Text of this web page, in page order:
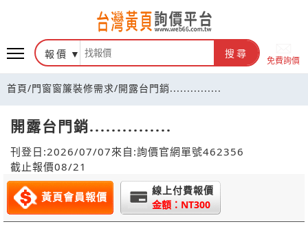
報價 搜尋
免費詢價
首頁/門窗窗簾裝修需求/開露台門銷...............
開露台門銷...............
刊登日:2026/07/07來自:詢價官網單號462356
截止報價08/21
黃頁會員報價
線上付費報價
金額：NT300